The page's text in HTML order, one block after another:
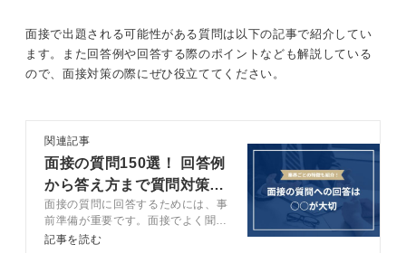
のクセや口癖のようなものが、自分らしさのヒントにな
ります。
自分らしさ・エピソード・学びを一貫性を持って伝
える
それを面接で話すときは、まずは型に当てはめて言葉に
してみることが一つの方法です。考えやすくまとめやす
面接で出題される可能性がある質問は以下の記事で紹介してい
ます。また回答例や回答する際のポイントなども解説している
ので、面接対策の際にぜひ役立ててください。
関連記事
面接の質問150選！ 回答例
から答え方まで質問対策を
完全網羅
面接の質問に回答するためには、事
前準備が重要です。面接でよく聞か
れる質問と回答例に加えて、質問に
記事を読む